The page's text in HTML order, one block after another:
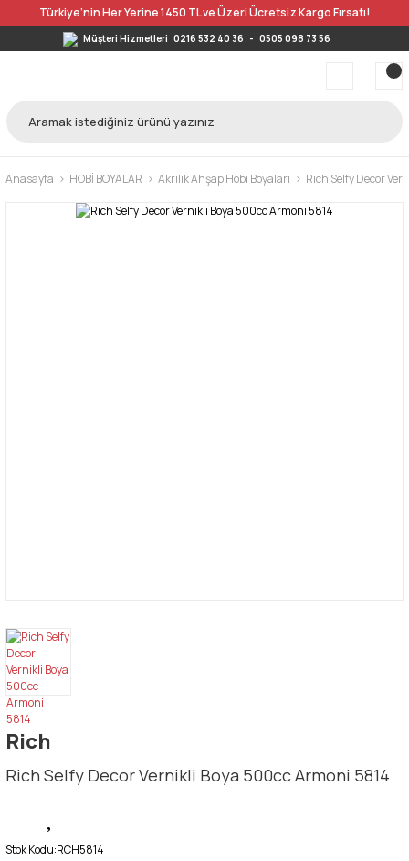
Türkiye’nin Her Yerine 1450 TL ve Üzeri Ücretsiz Kargo Fırsatı!
Müşteri Hizmetleri 0216 532 40 36 - 0505 098 73 56
Anasayfa HOBİ BOYALAR Akrilik Ahşap Hobi Boyaları Rich Selfy Decor
Rich
Rich Selfy Decor Vernikli Boya 500cc Armoni 5814
Stok Kodu:RCH5814